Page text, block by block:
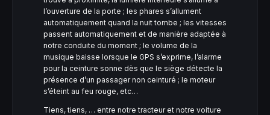
l’ouverture de la porte ; les phares s’allument
automatiquement quand la nuit tombe ; les vitesses
passent automatiquement et de manière adaptée à
notre conduite du moment ; le volume de la
musique baisse lorsque le GPS s’exprime, l’alarme
pour la ceinture sonne dès que le siège détecte la
présence d’un passager non ceinturé ; le moteur
s’éteint au feu rouge, etc…
Tiens, tiens, … entre notre tracteur et notre voiture